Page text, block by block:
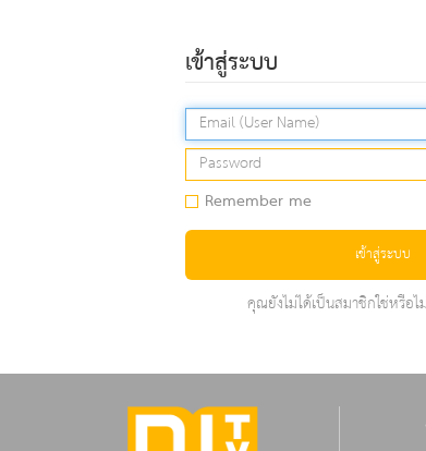
เข้าสู่ระบบ
Remember me
เข้าสู่ระบบ
คุณยังไม่ได้เป็นสมาชิกใช่หรือไ